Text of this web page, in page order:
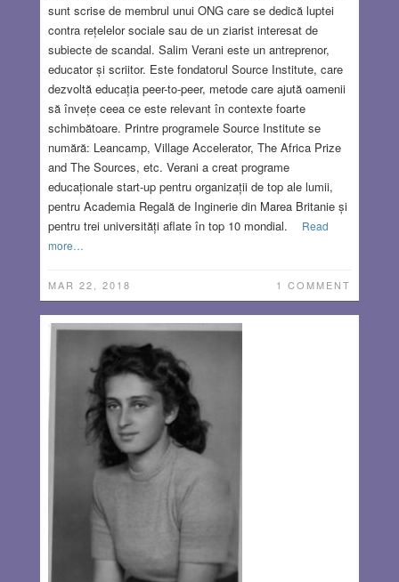
sunt scrise de membrul unui ONG care se dedică luptei
contra rețelelor sociale sau de un ziarist interesat de
subiecte de scandal. Salim Verani este un antreprenor,
educator și scriitor. Este fondatorul Source Institute, care
dezvoltă educația peer-to-peer, metode care ajută oamenii
să învețe ceea ce este relevant în contexte foarte
schimbătoare. Printre programele Source Institute se
numără: Leancamp, Village Accelerator, The Africa Prize
and The Sources, etc. Verani a creat programe
educaționale start-up pentru organizații de top ale lumii,
pentru Academia Regală de Inginerie din Marea Britanie și
pentru trei universități aflate în top 10 mondial.
Read
more…
MAR 22, 2018 1 COMMENT